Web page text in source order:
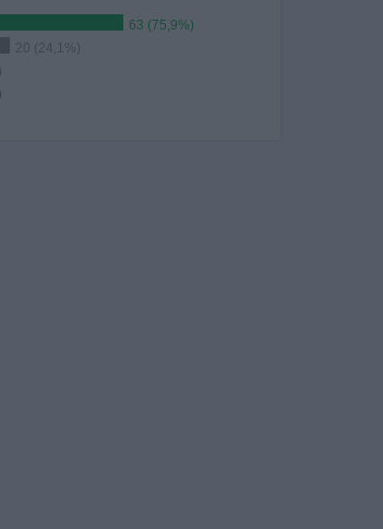
63 (75,9%)
20 (24,1%)